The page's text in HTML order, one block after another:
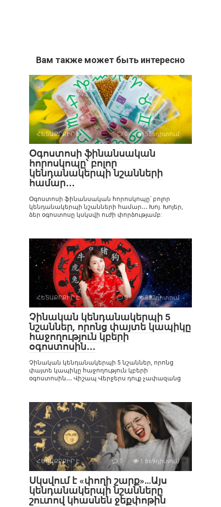
Вам также может быть интересно
ՀԵՏԱՔՐՔԻՐ Է 0 556դիտում
Օգոստոսի ֆինանսական
հորոսկոպը՝ բոլոր
կենդանակերպի նշանների
համար․․․
Օգոստոսի ֆինանսական հորոսկոպը՝ բոլոր
կենդանակերպի նշանների համար․․․ Խոյ. Խոյեր,
ձեր օգոստոսը կսկսվի ուժի փորձությամբ:
ՀԵՏԱՔՐՔԻՐ Է 0 802դիտում
Չինական կենդանակերպի 5
նշաններ, որոնց փայտե կապիկը
հաջողություն կբերի
օգոստոսին․․․
Չինական կենդանակերպի 5 նշաններ, որոնց
փայտե կապիկը հաջողություն կբերի
օգոստոսին․․․ Վիշապ Վերջերս դուք չափազանց
ՀԵՏԱՔՐՔԻՐ Է 0 1 669դիտում
Սկսվում է «փողի շարք»…Այս
կենդանակերպի նշանները
շուտով կհասնեն ջեքփոթին